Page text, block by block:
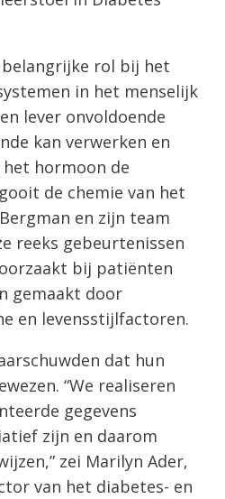
belangrijke rol bij het
in het menselijk
lever onvoldoende
kan verwerken en
hormoon de
de chemie van het
en zijn team
reeks gebeurtenissen
bij patiënten
gemaakt door
en levensstijlfactoren.
dat hun
“We realiseren
gegevens
zijn en daarom
zei Marilyn Ader,
van het diabetes- en